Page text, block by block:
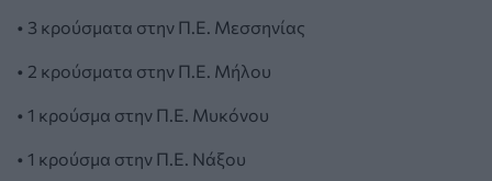
• 3 κρούσματα στην Π.Ε. Μεσσηνίας
• 2 κρούσματα στην Π.Ε. Μήλου
• 1 κρούσμα στην Π.Ε. Μυκόνου
• 1 κρούσμα στην Π.Ε. Νάξου